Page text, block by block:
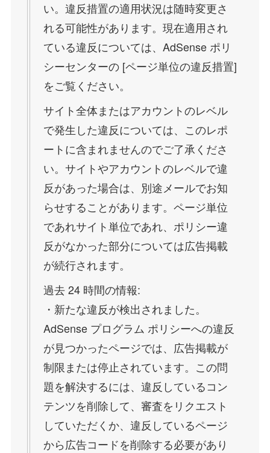
い。違反措置の適用状況は随時変更さ
れる可能性があります。現在適用され
ている違反については、AdSense ポリ
シーセンターの [ページ単位の違反措置]
をご覧ください。
サイト全体またはアカウントのレベル
で発生した違反については、このレポ
ートに含まれませんのでご了承くださ
い。サイトやアカウントのレベルで違
反があった場合は、別途メールでお知
らせすることがあります。ページ単位
であれサイト単位であれ、ポリシー違
反がなかった部分については広告掲載
が続行されます。
過去 24 時間の情報:
・新たな違反が検出されました。
AdSense プログラム ポリシーへの違反
が見つかったページでは、広告掲載が
制限または停止されています。この問
題を解決するには、違反しているコン
テンツを削除して、審査をリクエスト
していただくか、違反しているページ
から広告コードを削除する必要があり